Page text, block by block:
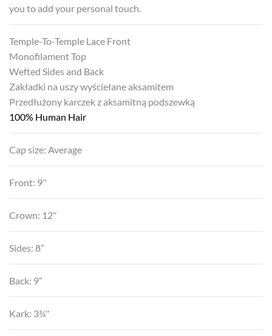
you to add your personal touch.
Temple-To-Temple Lace Front
Monofilament Top
Wefted Sides and Back
Zakładki na uszy wyściełane aksamitem
Przedłużony karczek z aksamitną podszewką
100% Human Hair
Cap size: Average
Front: 9″
Crown: 12″
Sides: 8”
Back: 9”
Kark: 3¾″